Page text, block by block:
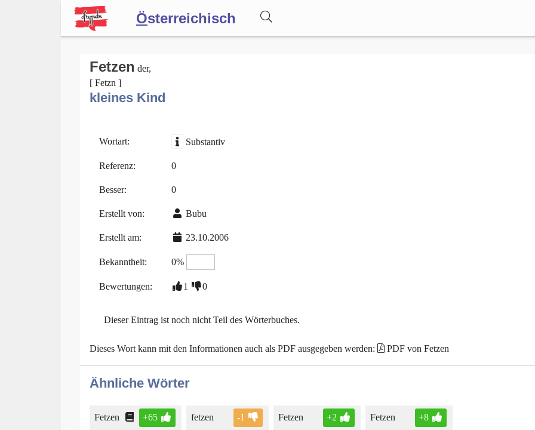
Österreichisch
Forum
Blog
Fetzen der,
[ Fetzn ]
kleines Kind
Wortart: Substantiv
Referenz: 0
Besser: 0
Erstellt von: Bubu
Erstellt am: 23.10.2006
Bekanntheit: 0%
Bewertungen: 1 0
Dieser Eintrag ist noch nicht Teil des Wörterbuches.
Dieses Wort kann mit den Informationen auch als PDF ausgegeben werden: PDF von Fetzen
Ähnliche Wörter
Fetzen +65 fetzen -1 Fetzen +2 Fetzen +8